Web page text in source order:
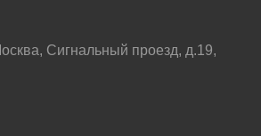
, Сигнальный проезд, д.19,